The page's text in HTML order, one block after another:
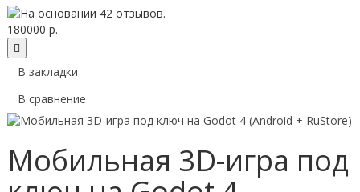
180000 р.
В закладки
В сравнение
Мобильная 3D-игра под